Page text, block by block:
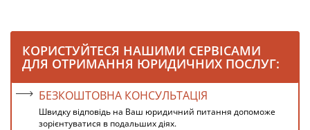
КОРИСТУЙТЕСЯ НАШИМИ СЕРВІСАМИ
ДЛЯ ОТРИМАННЯ ЮРИДИЧНИХ ПОСЛУГ:
БЕЗКОШТОВНА КОНСУЛЬТАЦІЯ
Швидку відповідь на Ваш юридичний питання допоможе
зорієнтуватися в подальших діях.